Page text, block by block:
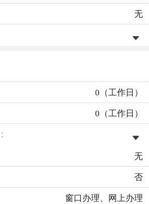
无
记。” 2、表内仅填写变更后的信息
写的身份信息与身份证（军官证、护
、个人办理姓名、身份证号变更时需
印章是否与申请人所在单位名称一
0（工作日）
0（工作日）
无
否
窗口办理、网上办理